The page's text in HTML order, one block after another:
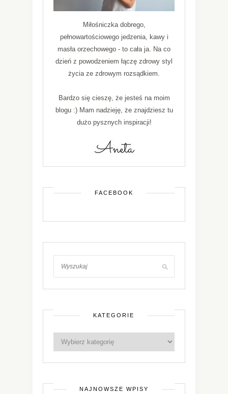
Miłośniczka dobrego,
pełnowartościowego jedzenia, kawy i
masła orzechowego - to cała ja. Na co
dzień z powodzeniem łączę zdrowy styl
życia ze zdrowym rozsądkiem.
Bardzo się cieszę, że jesteś na moim
blogu :) Mam nadzieję, że znajdziesz tu
dużo pysznych inspiracji!
FACEBOOK
KATEGORIE
NAJNOWSZE WPISY